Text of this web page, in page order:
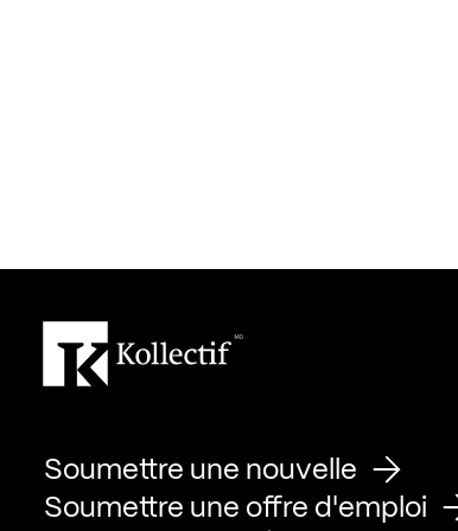
Soumettre une nouvelle
Soumettre une offre d'emploi